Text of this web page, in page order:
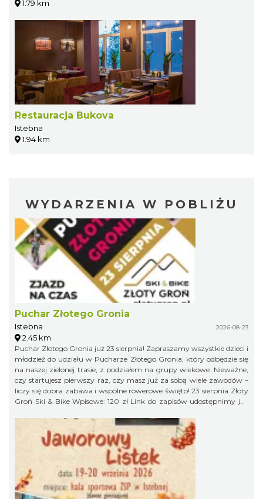
1.79 km
Restauracja Bukova
Istebna
1.94 km
WYDARZENIA W POBLIŻU
Puchar Złotego Gronia
Istebna 2026-08-23
2.45 km
Puchar Złotego Gronia już 23 sierpnia! Zapraszamy wszystkie dzieci i
młodzież do udziału w Pucharze Złotego Gronia, który odbędzie się
na naszej zielonej trasie, z podziałem na grupy wiekowe. Nieważne,
czy startujesz pierwszy raz, czy masz już za sobą wiele zawodów –
liczy się dobra zabawa i wspólne rowerowe święto! 23 sierpnia Złoty
Groń Ski & Bike Wpisowe: 120 zł Link do zapisów udostępnimy już